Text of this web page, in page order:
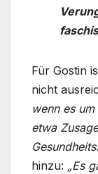
Für Gostin
nicht
wenn es
etwa
hinzu: „Es